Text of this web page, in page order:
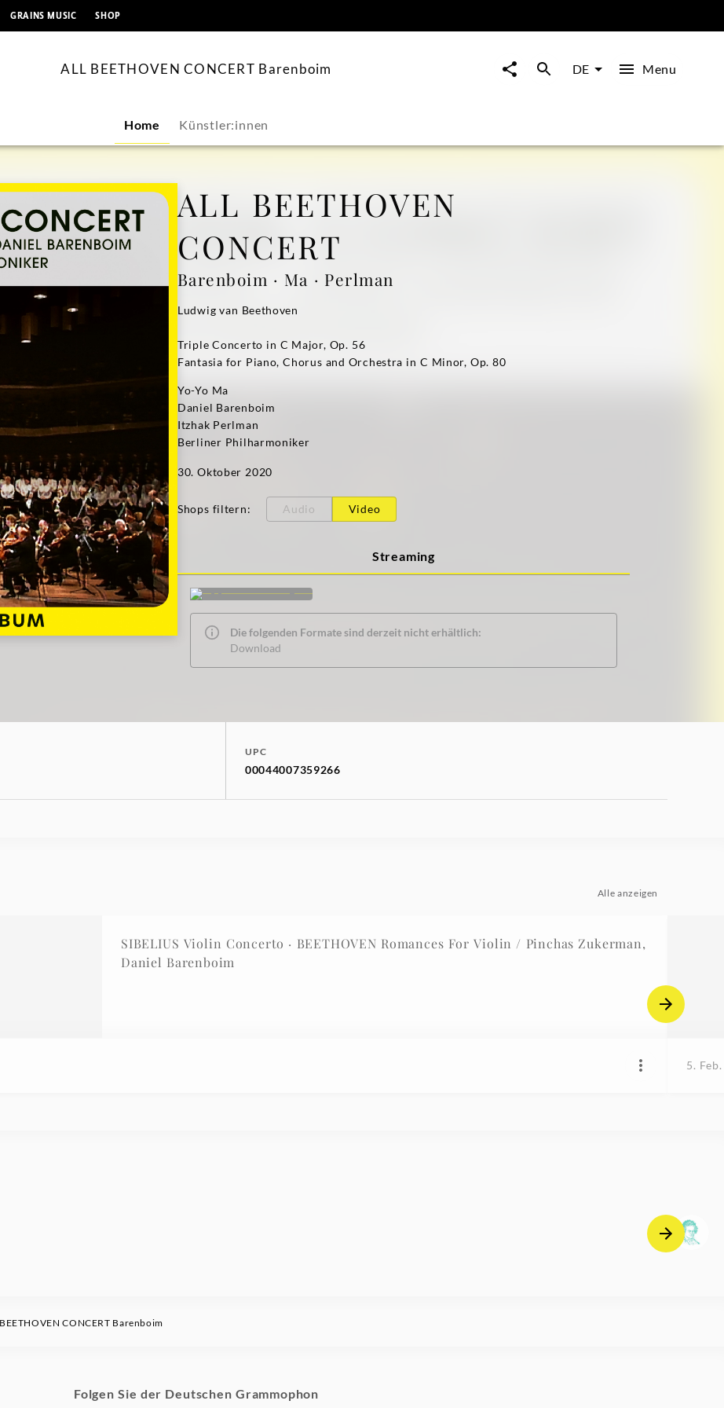
GRAINS MUSIC SHOP
ALL BEETHOVEN CONCERT Barenboim DE Menu
Home Künstler:innen
ALL BEETHOVEN
CONCERT
Barenboim · Ma · Perlman
Ludwig van Beethoven
Triple Concerto in C Major, Op. 56
Fantasia for Piano, Chorus and Orchestra in C Minor, Op. 80
Yo-Yo Ma
Daniel Barenboim
Itzhak Perlman
Berliner Philharmoniker
30. Oktober 2020
Shops filtern: Audio Video
Streaming
Die folgenden Formate sind derzeit nicht erhältlich:
Download
UPC
00044007359266
Alle anzeigen
SIBELIUS Violin Concerto · BEETHOVEN Romances For Violin / Pinchas Zukerman,
Daniel Barenboim
5.
CONCERT Barenboim
Folgen Sie der Deutschen Grammophon